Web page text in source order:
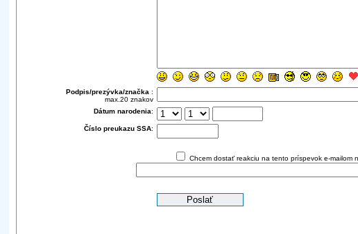
Podpis/prezývka/značka :
max.20 znakov
Dátum narodenia:
Číslo preukazu SSA:
Chcem dostať reakciu na tento príspevok e-mailom